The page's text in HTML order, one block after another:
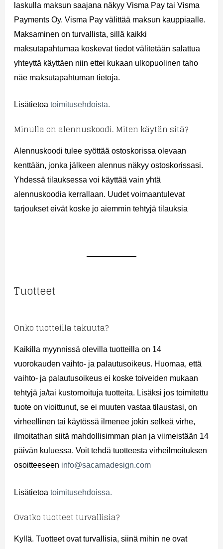
laskulla maksun saajana näkyy Visma Pay tai Visma
Payments Oy. Visma Pay välittää maksun kauppiaalle.
Maksaminen on turvallista, sillä kaikki
maksutapahtumaa koskevat tiedot välitetään salattua
yhteyttä käyttäen niin ettei kukaan ulkopuolinen taho
näe maksutapahtuman tietoja.
Lisätietoatoimitusehdoista.
Minulla on alennuskoodi. Miten käytän sitä?
Alennuskoodi tulee syöttää ostoskorissa olevaan
kenttään, jonka jälkeen alennus näkyy ostoskorissasi.
Yhdessä tilauksessa voi käyttää vain yhtä
alennuskoodia kerrallaan. Uudet voimaantulevat
tarjoukset eivät koske jo aiemmin tehtyjä tilauksia
Tuotteet
Onko tuotteilla takuuta?
Kaikilla myynnissä olevilla tuotteilla on 14
vuorokauden vaihto- ja palautusoikeus. Huomaa, että
vaihto- ja palautusoikeus ei koske toiveiden mukaan
tehtyjä ja/tai kustomoituja tuotteita. Lisäksi jos toimitettu
tuote on vioittunut, se ei muuten vastaa tilaustasi, on
virheellinen tai käytössä ilmenee jokin selkeä virhe,
ilmoitathan siitä mahdollisimman pian ja viimeistään 14
päivän kuluessa. Voit tehdä tuotteesta virheilmoituksen
osoitteeseen info@sacamadesign.com
Lisätietoatoimitusehdoissa.
Ovatko tuotteet turvallisia?
Kyllä. Tuotteet ovat turvallisia, siinä mihin ne ovat